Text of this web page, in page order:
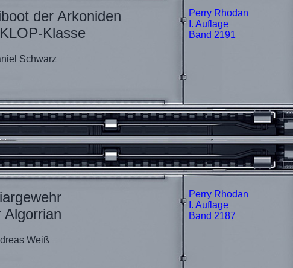
der Arkoniden
Klasse
Schwarz
Perry Rhodan
I. Auflage
Band 2191
Algorrian
Weiß
Perry Rhodan
I. Auflage
Band 2187